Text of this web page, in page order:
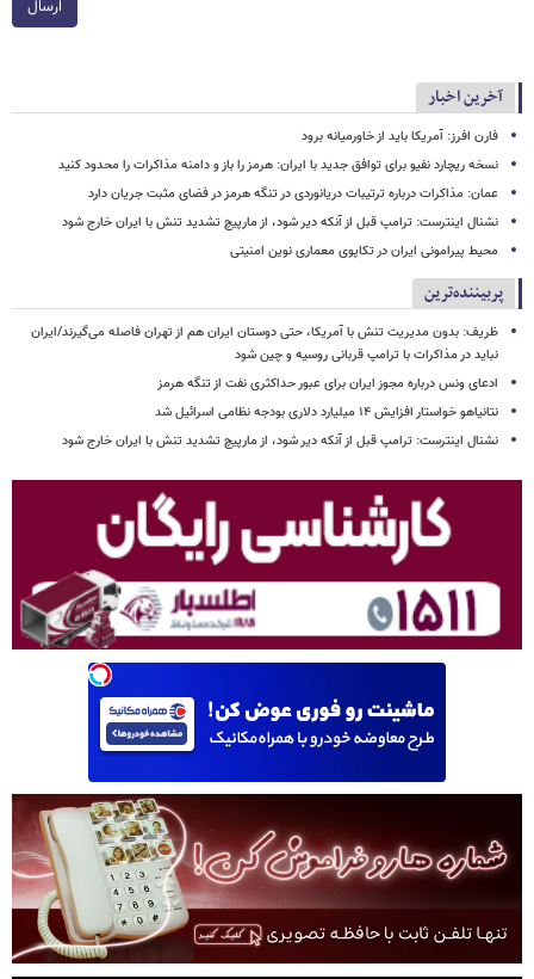
ارسال
آخرین اخبار
فارن افرز: آمریکا باید از خاورمیانه برود
نسخه ریچارد نفیو برای توافق جدید با ایران: هرمز را باز و دامنه مذاکرات را محدود کنید
عمان: مذاکرات درباره ترتیبات دریانوردی در تنگه هرمز در فضای مثبت جریان دارد
نشنال اینترست: ترامپ قبل از آنکه دیر شود، از مارپیچ تشدید تنش با ایران خارج شود
محیط پیرامونی ایران در تکاپوی معماری نوین امنیتی
پربیننده‌ترین
ظریف: بدون مدیریت تنش با آمریکا، حتی دوستان ایران هم از تهران فاصله می‌گیرند/ایران
نباید در مذاکرات با ترامپ قربانی روسیه و چین شود
ادعای ونس درباره مجوز ایران برای عبور حداکثری نفت از تنگه هرمز
نتانیاهو خواستار افزایش ۱۴ میلیارد دلاری بودجه نظامی اسرائیل شد
نشنال اینترست: ترامپ قبل از آنکه دیر شود، از مارپیچ تشدید تنش با ایران خارج شود